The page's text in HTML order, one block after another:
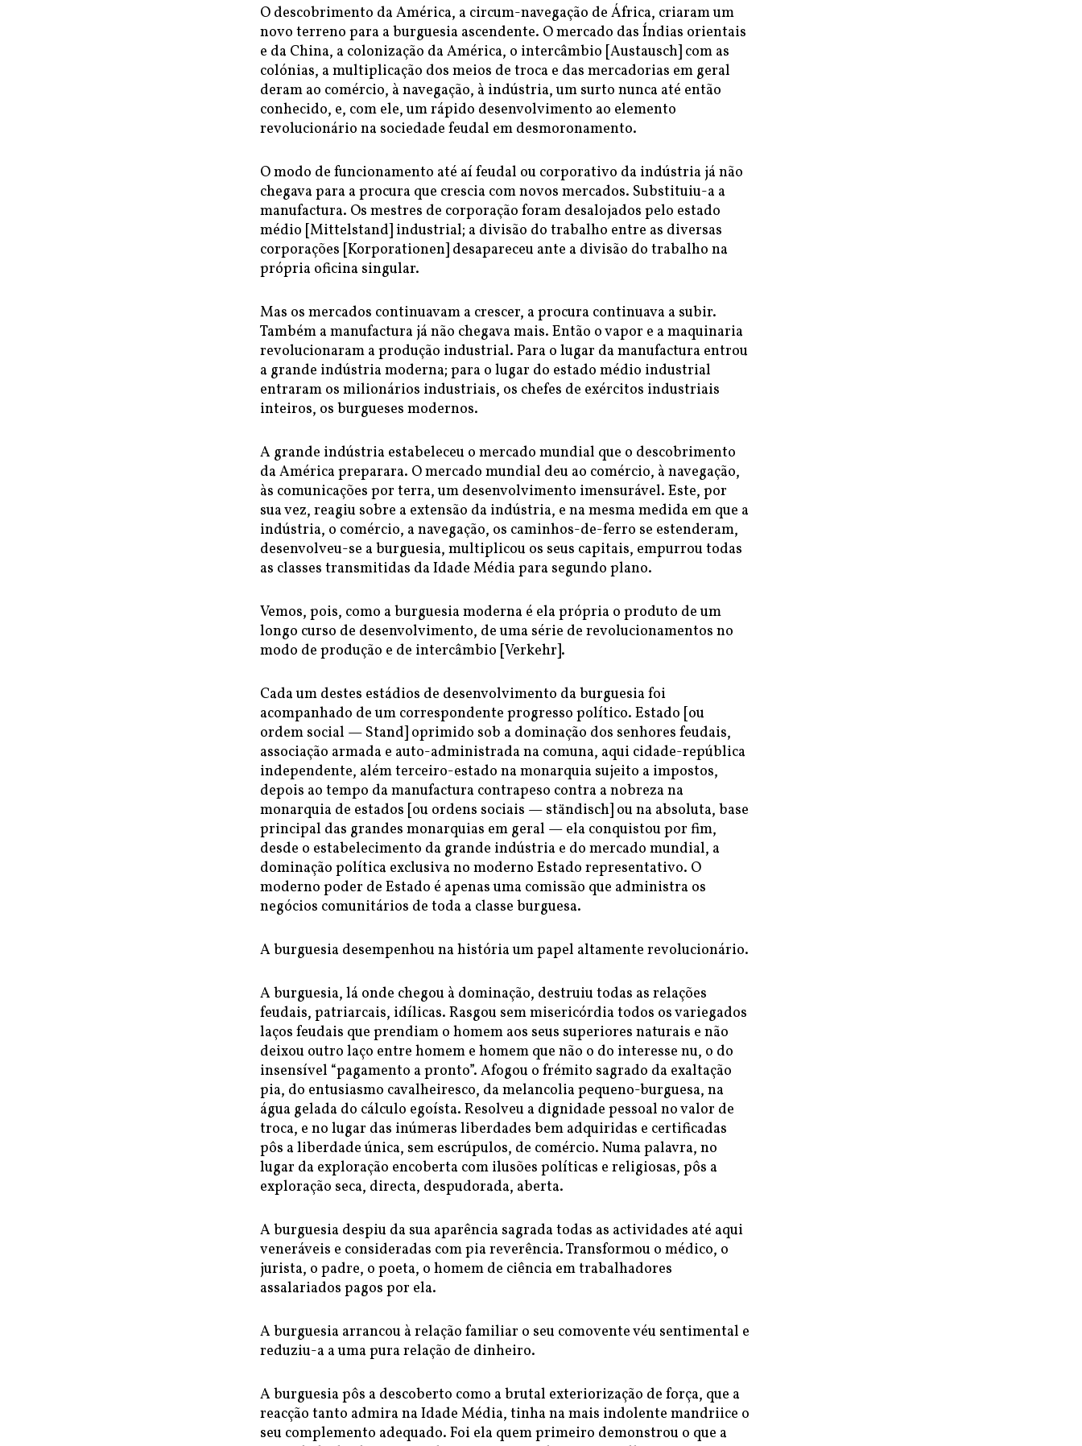
O descobrimento da América, a circum-navegação de África, criaram um
novo terreno para a burguesia ascendente. O mercado das Índias orientais
e da China, a colonização da América, o intercâmbio [Austausch] com as
colónias, a multiplicação dos meios de troca e das mercadorias em geral
deram ao comércio, à navegação, à indústria, um surto nunca até então
conhecido, e, com ele, um rápido desenvolvimento ao elemento
revolucionário na sociedade feudal em desmoronamento.
O modo de funcionamento até aí feudal ou corporativo da indústria já não
chegava para a procura que crescia com novos mercados. Substituiu-a a
manufactura. Os mestres de corporação foram desalojados pelo estado
médio [Mittelstand] industrial; a divisão do trabalho entre as diversas
corporações [Korporationen] desapareceu ante a divisão do trabalho na
própria oficina singular.
Mas os mercados continuavam a crescer, a procura continuava a subir.
Também a manufactura já não chegava mais. Então o vapor e a maquinaria
revolucionaram a produção industrial. Para o lugar da manufactura entrou
a grande indústria moderna; para o lugar do estado médio industrial
entraram os milionários industriais, os chefes de exércitos industriais
inteiros, os burgueses modernos.
A grande indústria estabeleceu o mercado mundial que o descobrimento
da América preparara. O mercado mundial deu ao comércio, à navegação,
às comunicações por terra, um desenvolvimento imensurável. Este, por
sua vez, reagiu sobre a extensão da indústria, e na mesma medida em que a
indústria, o comércio, a navegação, os caminhos-de-ferro se estenderam,
desenvolveu-se a burguesia, multiplicou os seus capitais, empurrou todas
as classes transmitidas da Idade Média para segundo plano.
Vemos, pois, como a burguesia moderna é ela própria o produto de um
longo curso de desenvolvimento, de uma série de revolucionamentos no
modo de produção e de intercâmbio [Verkehr].
Cada um destes estádios de desenvolvimento da burguesia foi
acompanhado de um correspondente progresso político. Estado [ou
ordem social — Stand] oprimido sob a dominação dos senhores feudais,
associação armada e auto-administrada na comuna, aqui cidade-república
independente, além terceiro-estado na monarquia sujeito a impostos,
depois ao tempo da manufactura contrapeso contra a nobreza na
monarquia de estados [ou ordens sociais — ständisch] ou na absoluta, base
principal das grandes monarquias em geral — ela conquistou por fim,
desde o estabelecimento da grande indústria e do mercado mundial, a
dominação política exclusiva no moderno Estado representativo. O
moderno poder de Estado é apenas uma comissão que administra os
negócios comunitários de toda a classe burguesa.
A burguesia desempenhou na história um papel altamente revolucionário.
A burguesia, lá onde chegou à dominação, destruiu todas as relações
feudais, patriarcais, idílicas. Rasgou sem misericórdia todos os variegados
laços feudais que prendiam o homem aos seus superiores naturais e não
deixou outro laço entre homem e homem que não o do interesse nu, o do
insensível “pagamento a pronto”. Afogou o frémito sagrado da exaltação
pia, do entusiasmo cavalheiresco, da melancolia pequeno-burguesa, na
água gelada do cálculo egoísta. Resolveu a dignidade pessoal no valor de
troca, e no lugar das inúmeras liberdades bem adquiridas e certificadas
pôs a liberdade única, sem escrúpulos, de comércio. Numa palavra, no
lugar da exploração encoberta com ilusões políticas e religiosas, pôs a
exploração seca, directa, despudorada, aberta.
A burguesia despiu da sua aparência sagrada todas as actividades até aqui
veneráveis e consideradas com pia reverência. Transformou o médico, o
jurista, o padre, o poeta, o homem de ciência em trabalhadores
assalariados pagos por ela.
A burguesia arrancou à relação familiar o seu comovente véu sentimental e
reduziu-a a uma pura relação de dinheiro.
A burguesia pôs a descoberto como a brutal exteriorização de força, que a
reacção tanto admira na Idade Média, tinha na mais indolente mandriice o
seu complemento adequado. Foi ela quem primeiro demonstrou o que a